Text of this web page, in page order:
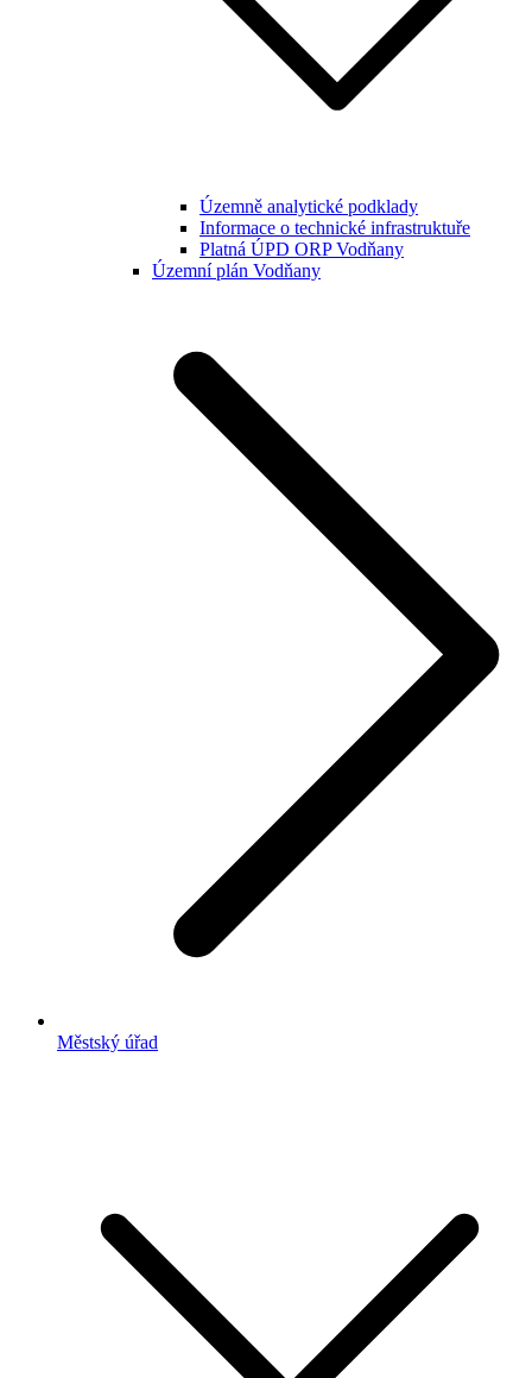
Územně analytické podklady
Informace o technické infrastruktuře
Platná ÚPD ORP Vodňany
Územní plán Vodňany
Městský úřad